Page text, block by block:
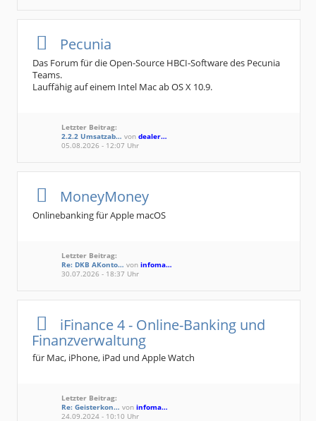
Pecunia
Das Forum für die Open-Source HBCI-Software des Pecunia
Teams.
Lauffähig auf einem Intel Mac ab OS X 10.9.
Letzter Beitrag:
2.2.2 Umsatzab… von dealer…
05.08.2026 - 12:07 Uhr
MoneyMoney
Onlinebanking für Apple macOS
Letzter Beitrag:
Re: DKB AKonto… von infoma…
30.07.2026 - 18:37 Uhr
iFinance 4 - Online-Banking und
Finanzverwaltung
für Mac, iPhone, iPad und Apple Watch
Letzter Beitrag:
Re: Geisterkon… von infoma…
24.09.2024 - 10:10 Uhr